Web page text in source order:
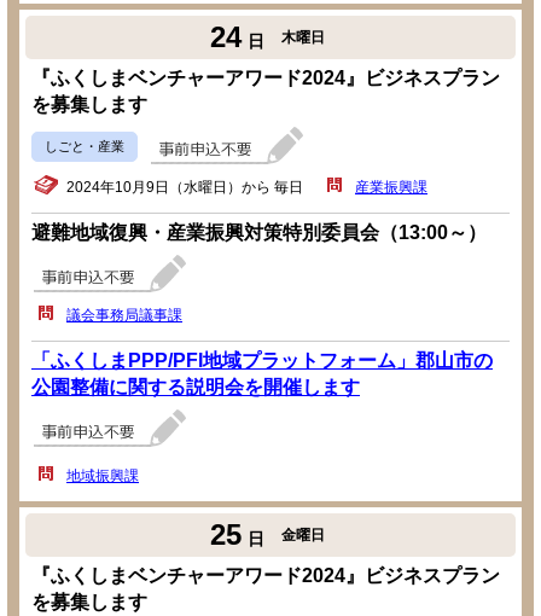
24 日 木曜日
『ふくしまベンチャーアワード2024』ビジネスプラン
を募集します
しごと・産業
2024年10月9日（水曜日）から 毎日 産業振興課
避難地域復興・産業振興対策特別委員会（13:00～）
議会事務局議事課
「ふくしまPPP/PFI地域プラットフォーム」郡山市の
公園整備に関する説明会を開催します
地域振興課
25 日 金曜日
『ふくしまベンチャーアワード2024』ビジネスプラン
を募集します